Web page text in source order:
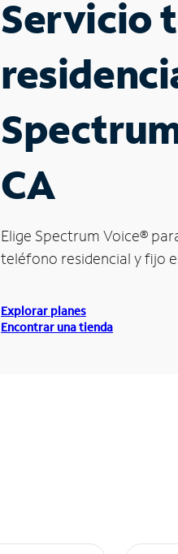
Servicio
CA
Elige Spectrum Voice®
teléfono residencial y fijo
Explorar planes
Encontrar una tienda